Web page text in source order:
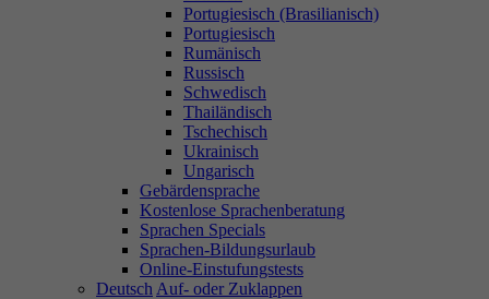
Portugiesisch (Brasilianisch)
Portugiesisch
Rumänisch
Russisch
Schwedisch
Thailändisch
Tschechisch
Ukrainisch
Ungarisch
Gebärdensprache
Kostenlose Sprachenberatung
Sprachen Specials
Sprachen-Bildungsurlaub
Online-Einstufungstests
Deutsch Auf- oder Zuklappen